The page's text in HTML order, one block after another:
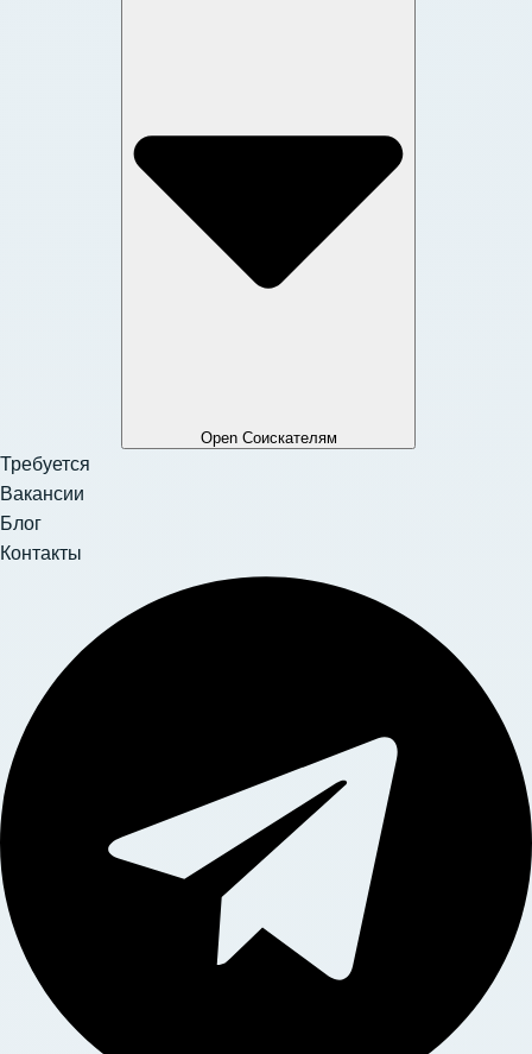
Open Соискателям
Требуется
Вакансии
Блог
Контакты